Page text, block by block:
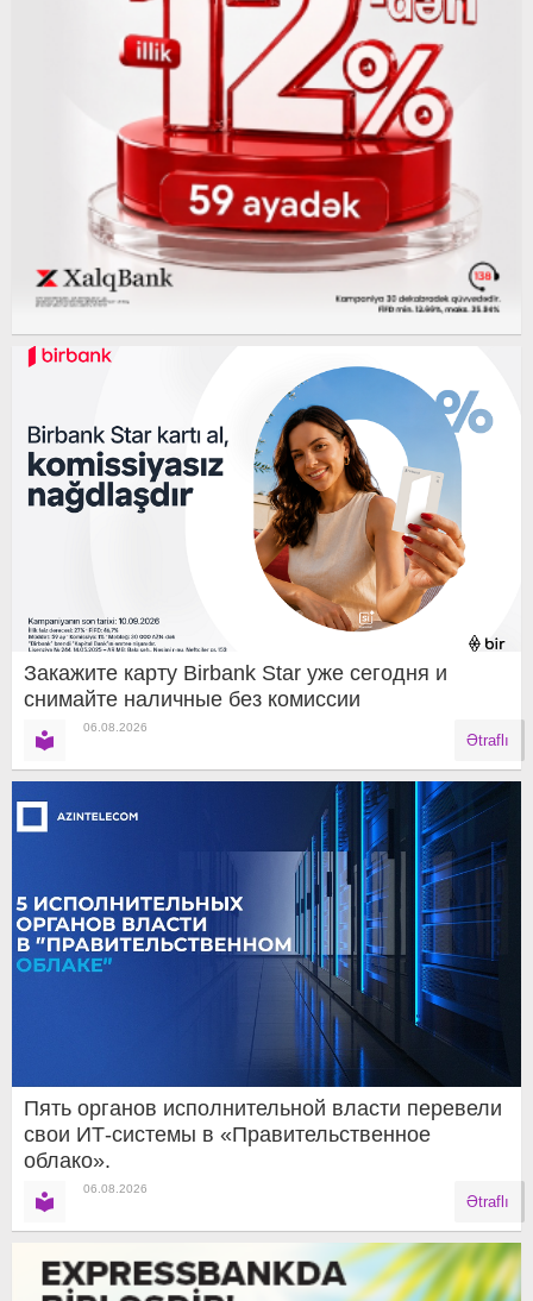
Закажите карту Birbank Star уже сегодня и
снимайте наличные без комиссии
06.08.2026
Ətraflı
Пять органов исполнительной власти перевели
свои ИТ-системы в «Правительственное
облако».
06.08.2026
Ətraflı